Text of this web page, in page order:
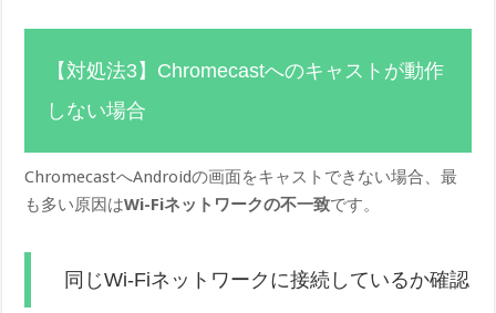
【対処法3】Chromecastへのキャストが動作
しない場合
ChromecastへAndroidの画面をキャストできない場合、最
も多い原因はWi-Fiネットワークの不一致です。
同じWi-Fiネットワークに接続しているか確認